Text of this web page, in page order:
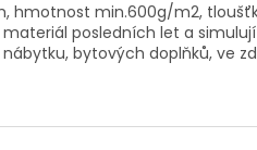
hmotnost min.600g/m2,
posledních let a
bytových doplňků, ve